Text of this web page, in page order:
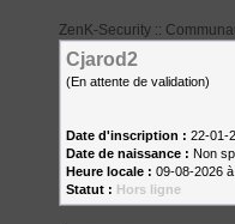
ZenK-Security ::
Cjarod2
(En attente de validation)
Date d'inscription : 22-01-
Date de naissance : Non
Heure locale : 09-08-2026
Statut : Hors ligne